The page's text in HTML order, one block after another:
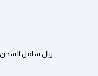
6200 ريال شامل